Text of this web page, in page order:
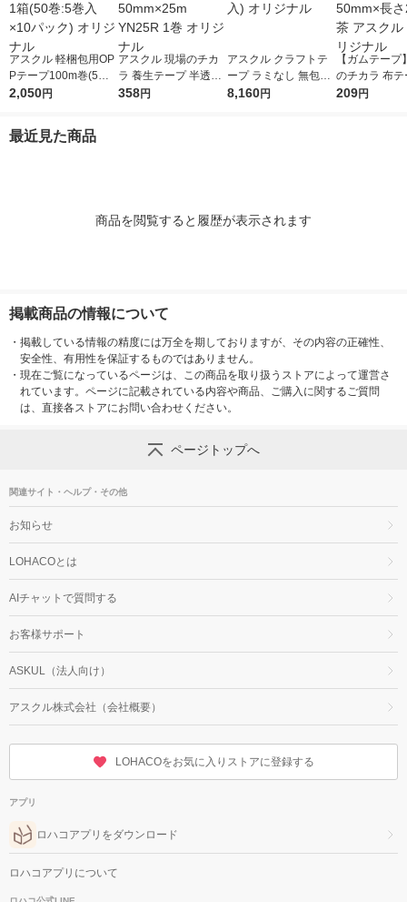
アスクル 軽梱包用OP
Pテープ100m巻(5巻
入り) 1箱(50巻:5巻入
2,050円
アスクル 現場のチカ
ラ 養生テープ 半透明
50mm×25m YN25R 1
358円
アスクル クラフトテ
ープ ラミなし 無包装
1箱(50巻入) オリジナ
8,160円
【ガムテープ
のチカラ 布
0mm厚 幅
209円
最近見た商品
商品を閲覧すると履歴が表示されます
掲載商品の情報について
・ 掲載している情報の精度には万全を期しておりますが、その内容の正確性、
安全性、有用性を保証するものではありません。
・ 現在ご覧になっているページは、この商品を取り扱うストアによって運営さ
れています。ページに記載されている内容や商品、ご購入に関するご質問
は、直接各ストアにお問い合わせください。
ページトップへ
関連サイト・ヘルプ・その他
お知らせ
LOHACOとは
AIチャットで質問する
お客様サポート
ASKUL（法人向け）
アスクル株式会社（会社概要）
LOHACOをお気に入りストアに登録する
アプリ
ロハコアプリをダウンロード
ロハコアプリについて